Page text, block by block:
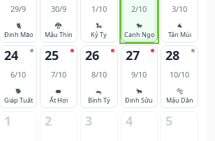
29/9
🐈
Đinh Mão
30/9
🐉
Mậu Thìn
1/10
🐍
Kỷ Tỵ
2/10
🐎
Canh Ngọ
3/10
🐐
Tân Mùi
24
6/10
🐕
Giáp Tuất
25
7/10
🐖
Ất Hợi
26
8/10
🐀
Bính Tý
27
9/10
🐂
Đinh Sửu
28
10/10
🐅
Mậu Dần
1 2 3 4 5